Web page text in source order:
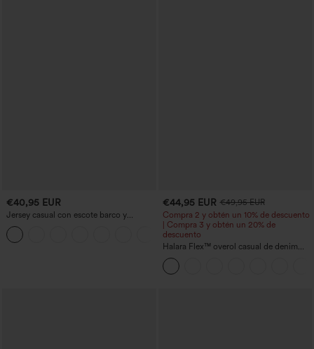
€40,95 EUR
Jersey casual con escote barco y
mangas murciélago
€44,95 EUR €49,95 EUR
Compra 2 y obtén un 10% de descuento
| Compra 3 y obtén un 20% de
descuento
Halara Flex™ overol casual de denim
lavado con escote en V y bolsillos